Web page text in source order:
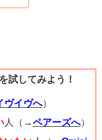
ます。
試してみよう！
ヴイヴへ）
人（→ペアーズへ）